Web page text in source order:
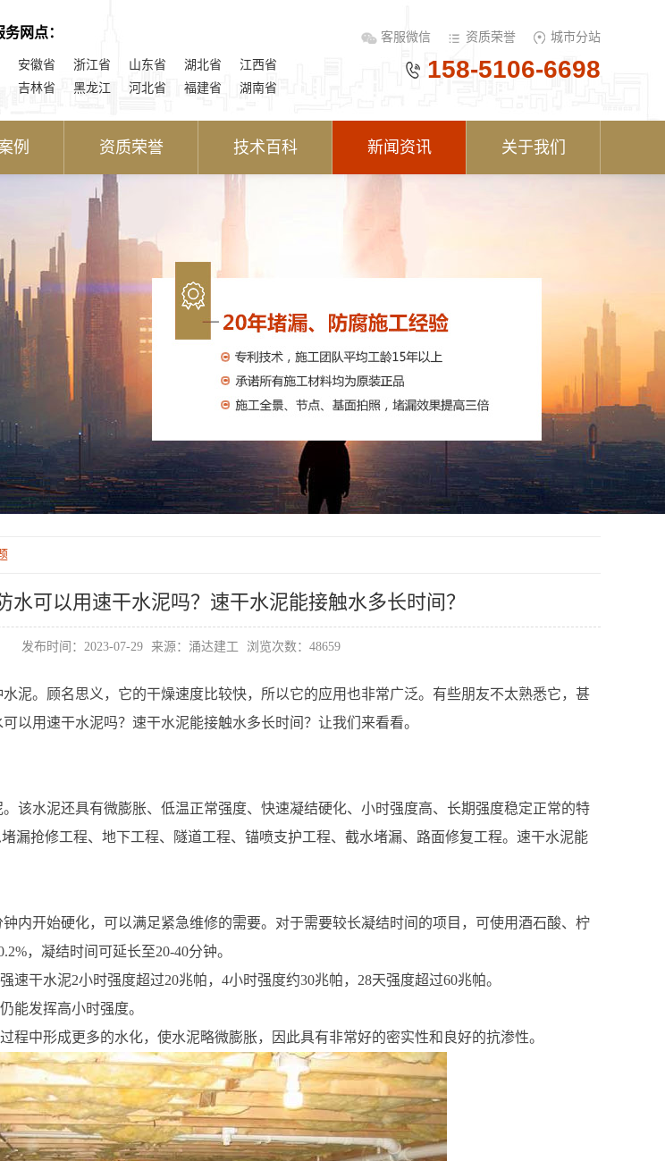
网点：
安徽省 浙江省 山东省 湖北省
江西省
吉林省 黑龙江 河北省 福建省 湖南省
客服微信 资质荣誉 城市分站
158-5106-6698
例 资质荣誉 技术百科 新闻资讯 关于我们
水可以用速干水泥吗？速干水泥能接触水多长时间？
发布时间：2023-07-29 来源：涌达建工 浏览次数：48659
泥。顾名思义，它的干燥速度比较快，所以它的应用也非常广泛。有些朋友不太熟悉它，甚
以用速干水泥吗？速干水泥能接触水多长时间？让我们来看看。
该水泥还具有微膨胀、低温正常强度、快速凝结硬化、小时强度高、长期强度稳定正常的特
漏抢修工程、地下工程、隧道工程、锚喷支护工程、截水堵漏、路面修复工程。速干水泥能
内开始硬化，可以满足紧急维修的需要。对于需要较长凝结时间的项目，可使用酒石酸、柠
，凝结时间可延长至20-40分钟。
速干水泥2小时强度超过20兆帕，4小时强度约30兆帕，28天强度超过60兆帕。
能发挥高小时强度。
程中形成更多的水化，使水泥略微膨胀，因此具有非常好的密实性和良好的抗渗性。